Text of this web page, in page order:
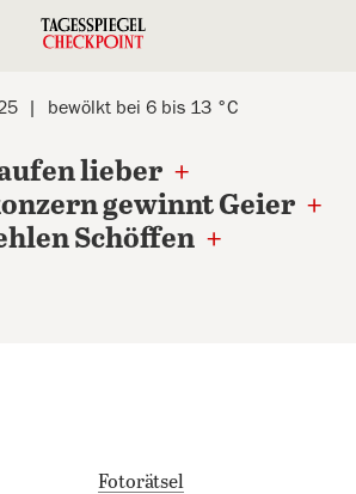
bewölkt bei 6 bis 13 °C
lieber +
gewinnt Geier +
Schöffen +
Fotorätsel